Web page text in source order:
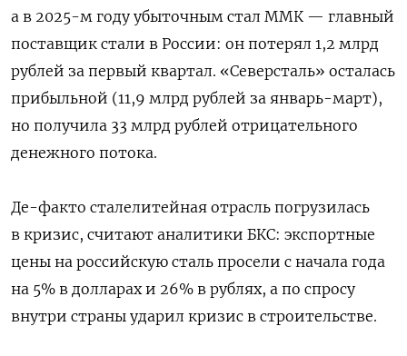
а в 2025-м году убыточным стал ММК — главный
поставщик стали в России: он потерял 1,2 млрд
рублей за первый квартал. «Северсталь» осталась
прибыльной (11,9 млрд рублей за январь-март),
но получила 33 млрд рублей отрицательного
денежного потока.
Де-факто сталелитейная отрасль погрузилась
в кризис, считают аналитики БКС: экспортные
цены на российскую сталь просели с начала года
на 5% в долларах и 26% в рублях, а по спросу
внутри страны ударил кризис в строительстве.